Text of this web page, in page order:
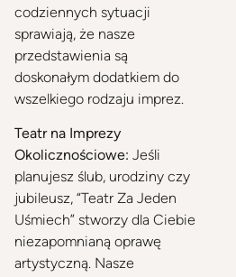
codziennych sytuacji
sprawiają, że nasze
przedstawienia są
doskonałym dodatkiem do
wszelkiego rodzaju imprez.
Teatr na Imprezy
Okolicznościowe: Jeśli
planujesz ślub, urodziny czy
jubileusz, “Teatr Za Jeden
Uśmiech” stworzy dla Ciebie
niezapomnianą oprawę
artystyczną. Nasze